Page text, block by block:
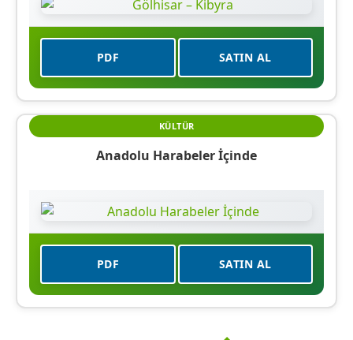
PDF SATIN AL
KÜLTÜR
Anadolu Harabeler İçinde
PDF SATIN AL